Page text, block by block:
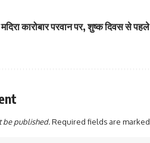
कारोबार परवान पर, शुष्क दिवस से
be published.Required fields are marked